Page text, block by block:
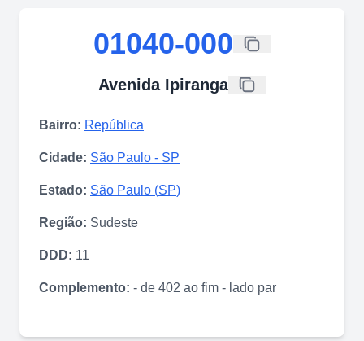
01040-000
Avenida Ipiranga
Bairro: República
Cidade: São Paulo - SP
Estado: São Paulo (SP)
Região: Sudeste
DDD: 11
Complemento: - de 402 ao fim - lado par